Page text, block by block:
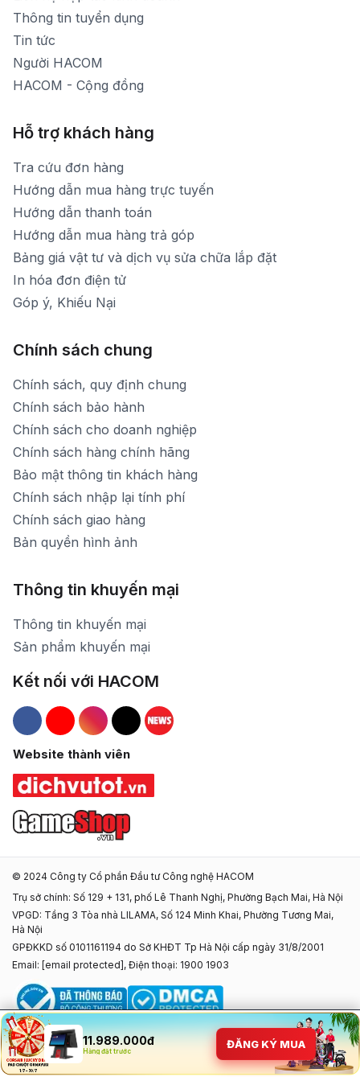
11.989.000đ
Hàng đặt trước
ĐĂNG KÝ MUA
Thời gian mở cửa: Từ 8h30-20h hàng ngày
Thông tin tuyển dụng
Tin tức
Người HACOM
HACOM - Cộng đồng
Hỗ trợ khách hàng
Tra cứu đơn hàng
Hướng dẫn mua hàng trực tuyến
Hướng dẫn thanh toán
Hướng dẫn mua hàng trả góp
Bảng giá vật tư và dịch vụ sửa chữa lắp đặt
In hóa đơn điện tử
Góp ý, Khiếu Nại
Chính sách chung
Chính sách, quy định chung
Chính sách bảo hành
Chính sách cho doanh nghiệp
Chính sách hàng chính hãng
Bảo mật thông tin khách hàng
Chính sách nhập lại tính phí
Chính sách giao hàng
Bản quyền hình ảnh
Thông tin khuyến mại
Thông tin khuyến mại
Sản phẩm khuyến mại
Kết nối với HACOM
Hacom Facebook
Hacom YouTube
Hacom Instagram
Hacom TikTok
Website thành viên
© 2024 Công ty Cổ phần Đầu tư Công nghệ HACOM
Trụ sở chính: Số 129 + 131, phố Lê Thanh Nghị, Phường Bạch Mai, Hà Nội
VPGD: Tầng 3 Tòa nhà LILAMA, Số 124 Minh Khai, Phường Tương Mai,
Hà Nội
GPĐKKD số 0101161194 do Sở KHĐT Tp Hà Nội cấp ngày 31/8/2001
Email: [email protected] , Điện thoại: 1900 1903